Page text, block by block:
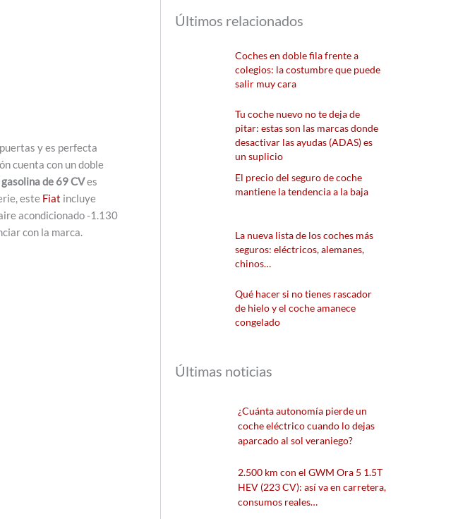
y es perfecta
cuenta con un doble
de 69 CVes
este Fiat incluye
acondicionado -1.130
con la marca.
Últimos relacionados
Coches en doble fila frente a
colegios: la costumbre que puede
salir muy cara
Tu coche nuevo no te deja de
pitar: estas son las marcas donde
desactivar las ayudas (ADAS) es
un suplicio
El precio del seguro de coche
mantiene la tendencia a la baja
La nueva lista de los coches más
seguros: eléctricos, alemanes,
chinos…
Qué hacer si no tienes rascador
de hielo y el coche amanece
congelado
Últimas noticias
¿Cuánta autonomía pierde un
coche eléctrico cuando lo dejas
aparcado al sol veraniego?
2.500 km con el GWM Ora 5 1.5T
HEV (223 CV): así va en carretera,
consumos reales…